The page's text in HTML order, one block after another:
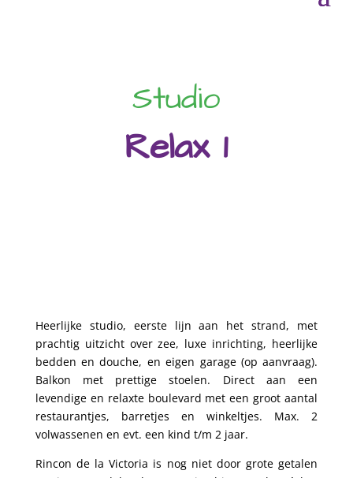
Studio
Relax 1
Heerlijke studio, eerste lijn aan het strand, met
prachtig uitzicht over zee, luxe inrichting, heerlijke
bedden en douche, en eigen garage (op aanvraag).
Balkon met prettige stoelen. Direct aan een
levendige en relaxte boulevard met een groot aantal
restaurantjes, barretjes en winkeltjes. Max. 2
volwassenen en evt. een kind t/m 2 jaar.
Rincon de la Victoria is nog niet door grote getalen